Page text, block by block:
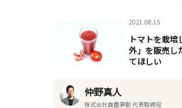
2021.08.15
トマトを栽
外」を販売し
てほしい
仲野真人
株式会社食農夢創 代表取締役